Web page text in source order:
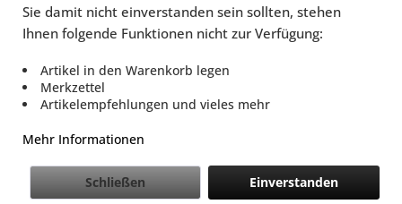
Sie damit nicht einverstanden sein sollten, stehen
Ihnen folgende Funktionen nicht zur Verfügung:
Artikel in den Warenkorb legen
Merkzettel
Artikelempfehlungen und vieles mehr
Mehr Informationen
Einverstanden
Schließen